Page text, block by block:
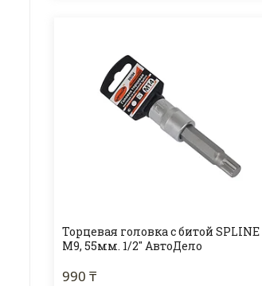
Торцевая головка с битой SPLINE
М9, 55мм. 1/2" АвтоДело
990 ₸